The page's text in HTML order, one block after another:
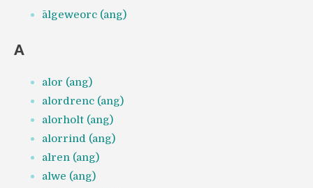
ālgeweorc (ang)
A
alor (ang)
alordrenc (ang)
alorholt (ang)
alorrind (ang)
alren (ang)
alwe (ang)